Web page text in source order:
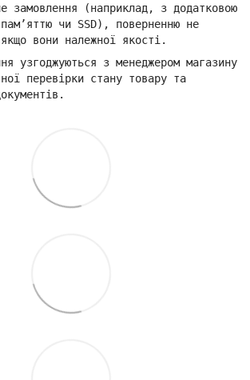
замовлення (наприклад, з додатковою
чи SSD), поверненню не
вони належної якості.
узгоджуються з менеджером магазину
перевірки стану товару та